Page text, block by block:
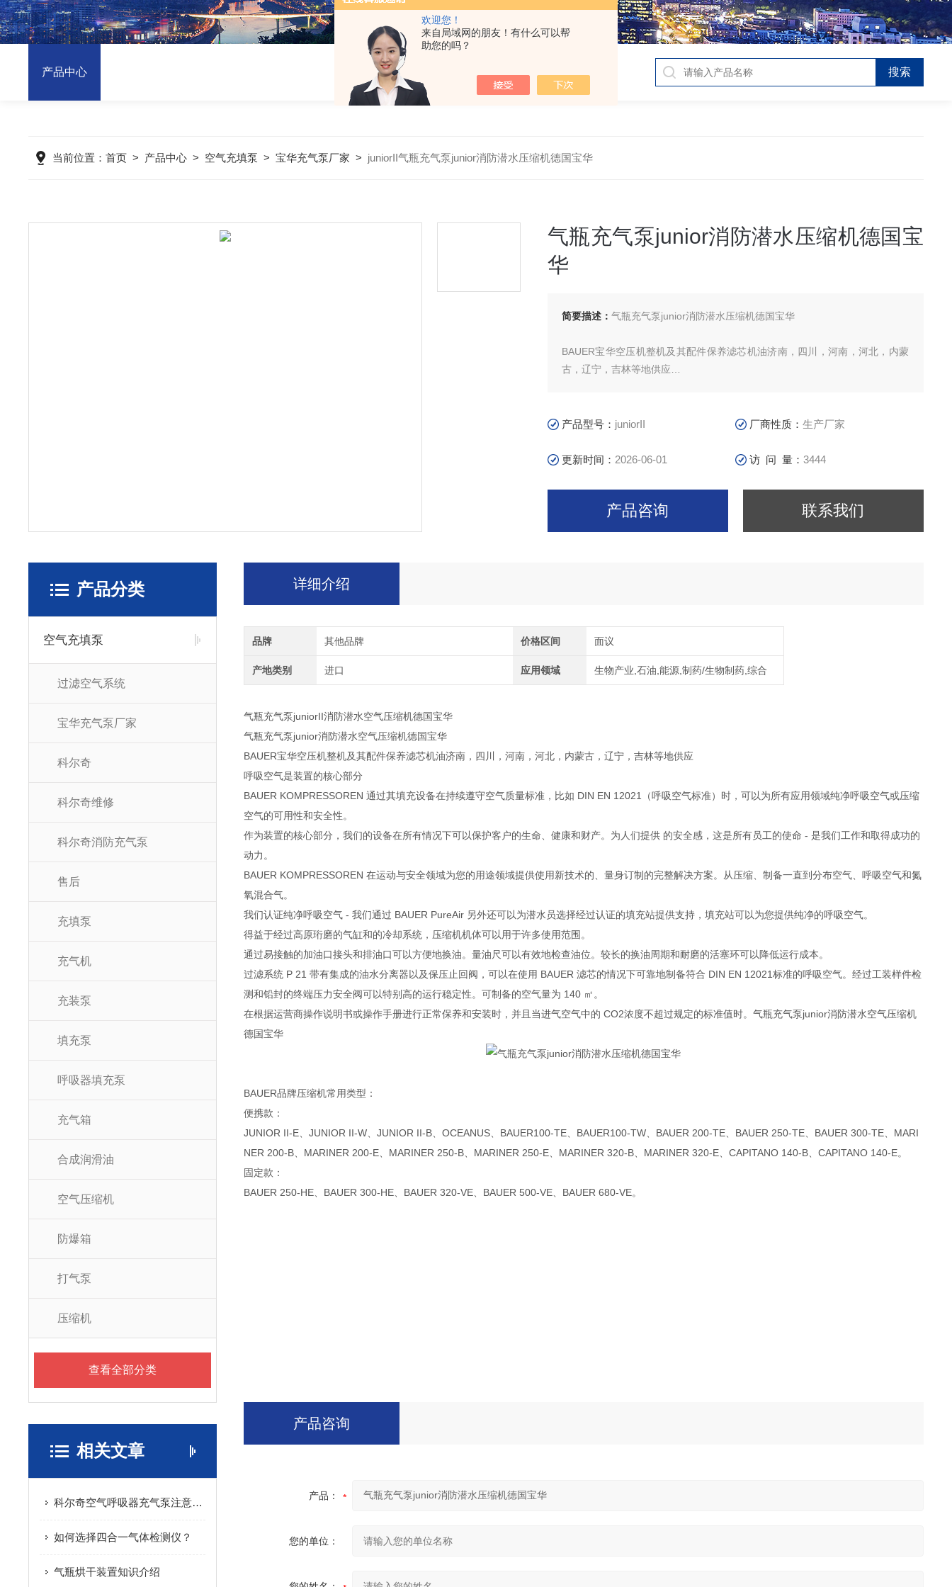
欢迎您！
来自局域网的朋友！有什么可以帮
助您的吗？
产品中心
当前位置：首页 > 产品中心 > 空气充填泵 >宝华充气泵厂家 > juniorII气瓶充气泵junior消防潜水压缩机德国宝华
气瓶充气泵junior消防潜水压缩机德国宝
华
简要描述：气瓶充气泵junior消防潜水压缩机德国宝华
BAUER宝华空压机整机及其配件保养滤芯机油济南，四川，河南，河北，内蒙
古，辽宁，吉林等地供应
产品型号： juniorII 厂商性质：生产厂家
更新时间： 2026-06-01 访 问 量：3444
产品咨询 联系我们
产品分类
空气充填泵
过滤空气系统
宝华充气泵厂家
科尔奇
科尔奇维修
科尔奇消防充气泵
售后
充填泵
充气机
充装泵
填充泵
呼吸器填充泵
充气箱
合成润滑油
空气压缩机
防爆箱
打气泵
压缩机
查看全部分类
相关文章
科尔奇空气呼吸器充气泵注意事项保养
如何选择四合一气体检测仪？
气瓶烘干装置知识介绍
详细介绍
品牌 其他品牌 价格区间 面议
产地类别 进口 应用领域 生物产业,石油,能源,制药/生物制药,综合
气瓶充气泵juniorII消防潜水空气压缩机德国宝华
气瓶充气泵junior消防潜水空气压缩机德国宝华
BAUER宝华空压机整机及其配件保养滤芯机油济南，四川，河南，河北，内蒙古，辽宁，吉林等地供应
呼吸空气是装置的核心部分
BAUER KOMPRESSOREN 通过其填充设备在持续遵守空气质量标准，比如 DIN EN 12021（呼吸空气标准）时，可以为所有应用领域纯净呼吸空气或压缩
空气的可用性和安全性。
作为装置的核心部分，我们的设备在所有情况下可以保护客户的生命、健康和财产。为人们提供 的安全感，这是所有员工的使命 - 是我们工作和取得成功的
动力。
BAUER KOMPRESSOREN 在运动与安全领域为您的用途领域提供使用新技术的、量身订制的完整解决方案。从压缩、制备一直到分布空气、呼吸空气和氮
氧混合气。
我们认证纯净呼吸空气 - 我们通过 BAUER PureAir 另外还可以为潜水员选择经过认证的填充站提供支持，填充站可以为您提供纯净的呼吸空气。
得益于经过高原珩磨的气缸和的冷却系统，压缩机机体可以用于许多使用范围。
通过易接触的加油口接头和排油口可以方便地换油。量油尺可以有效地检查油位。较长的换油周期和耐磨的活塞环可以降低运行成本。
过滤系统 P 21 带有集成的油水分离器以及保压止回阀，可以在使用 BAUER 滤芯的情况下可靠地制备符合 DIN EN 12021标准的呼吸空气。经过工装样件检
测和铅封的终端压力安全阀可以特别高的运行稳定性。可制备的空气量为 140 ㎡。
在根据运营商操作说明书或操作手册进行正常保养和安装时，并且当进气空气中的 CO2浓度不超过规定的标准值时。气瓶充气泵junior消防潜水空气压缩机
德国宝华
BAUER品牌压缩机常用类型：
便携款：
JUNIOR II-E、JUNIOR II-W、JUNIOR II-B、OCEANUS、BAUER100-TE、BAUER100-TW、BAUER 200-TE、BAUER 250-TE、BAUER 300-TE、MARI
NER 200-B、MARINER 200-E、MARINER 250-B、MARINER 250-E、MARINER 320-B、MARINER 320-E、CAPITANO 140-B、CAPITANO 140-E。
固定款：
BAUER 250-HE、BAUER 300-HE、BAUER 320-VE、BAUER 500-VE、BAUER 680-VE。
产品咨询
产品：
您的单位：